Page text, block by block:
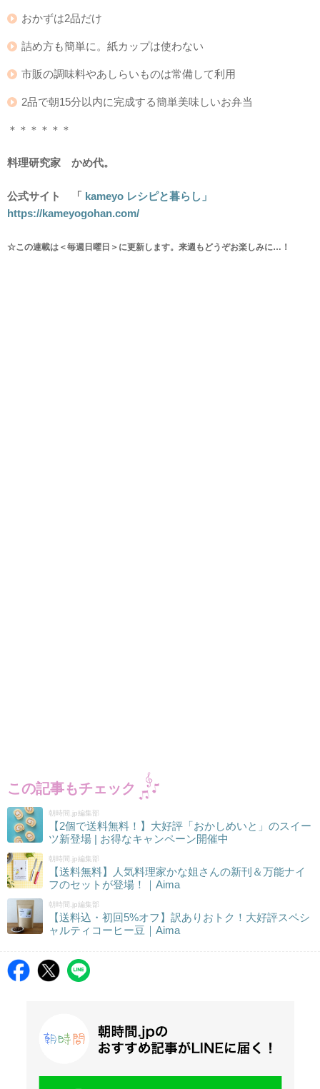
おかずは2品だけ
詰め方も簡単に。紙カップは使わない
市販の調味料やあしらいものは常備して利用
2品で朝15分以内に完成する簡単美味しいお弁当
＊＊＊＊＊＊
料理研究家 かめ代。
公式サイト 「 kameyo レシピと暮らし」
https://kameyogohan.com/
☆この連載は＜毎週日曜日＞に更新します。来週もどうぞお楽しみに…！
この記事もチェック
朝時間.jp編集部
【2個で送料無料！】大好評「おかしめいと」のスイー
ツ新登場 | お得なキャンペーン開催中
朝時間.jp編集部
【送料無料】人気料理家かな姐さんの新刊＆万能ナイ
フのセットが登場！｜Aima
朝時間.jp編集部
【送料込・初回5%オフ】訳ありおトク！大好評スペシ
ャルティコーヒー豆｜Aima